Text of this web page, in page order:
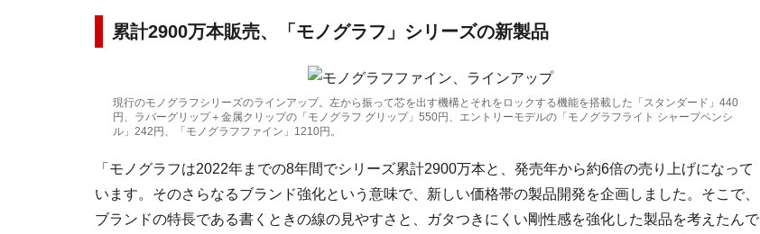
累計2900万本販売、「モノグラフ」シリーズの新製品
現行のモノグラフシリーズのラインアップ。左から振って芯を出す機構とそれをロックする機能を搭載した「スタンダード」440
円、ラバーグリップ＋金属クリップの「モノグラフ グリップ」550円、エントリーモデルの「モノグラフライト シャープペンシ
ル」242円、「モノグラフファイン」1210円。
「モノグラフは2022年までの8年間でシリーズ累計2900万本と、発売年から約6倍の売り上げになって
います。そのさらなるブランド強化という意味で、新しい価格帯の製品開発を企画しました。そこで、
ブランドの特長である書くときの線の見やすさと、ガタつきにくい剛性感を強化した製品を考えたんで